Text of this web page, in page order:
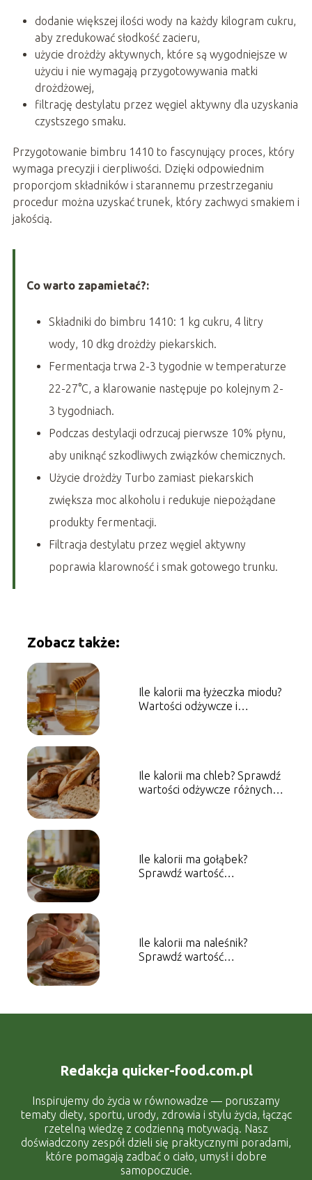
dodanie większej ilości wody na każdy kilogram cukru,
aby zredukować słodkość zacieru,
użycie drożdży aktywnych, które są wygodniejsze w
użyciu i nie wymagają przygotowywania matki
drożdżowej,
filtrację destylatu przez węgiel aktywny dla uzyskania
czystszego smaku.
Przygotowanie bimbru 1410 to fascynujący proces, który
wymaga precyzji i cierpliwości. Dzięki odpowiednim
proporcjom składników i starannemu przestrzeganiu
procedur można uzyskać trunek, który zachwyci smakiem i
jakością.
Co warto zapamietać?:
Składniki do bimbru 1410: 1 kg cukru, 4 litry
wody, 10 dkg drożdży piekarskich.
Fermentacja trwa 2-3 tygodnie w temperaturze
22-27°C, a klarowanie następuje po kolejnym 2-
3 tygodniach.
Podczas destylacji odrzucaj pierwsze 10% płynu,
aby uniknąć szkodliwych związków chemicznych.
Użycie drożdży Turbo zamiast piekarskich
zwiększa moc alkoholu i redukuje niepożądane
produkty fermentacji.
Filtracja destylatu przez węgiel aktywny
poprawia klarowność i smak gotowego trunku.
Zobacz także:
Ile kalorii ma łyżeczka miodu?
Wartości odżywcze i
Ile kalorii ma chleb? Sprawdź
wartości odżywcze różnych
Ile kalorii ma gołąbek?
Sprawdź wartość
Ile kalorii ma naleśnik?
Sprawdź wartość
Redakcja quicker-food.com.pl
Inspirujemy do życia w równowadze — poruszamy
tematy diety, sportu, urody, zdrowia i stylu życia, łącząc
rzetelną wiedzę z codzienną motywacją. Nasz
doświadczony zespół dzieli się praktycznymi poradami,
które pomagają zadbać o ciało, umysł i dobre
samopoczucie.